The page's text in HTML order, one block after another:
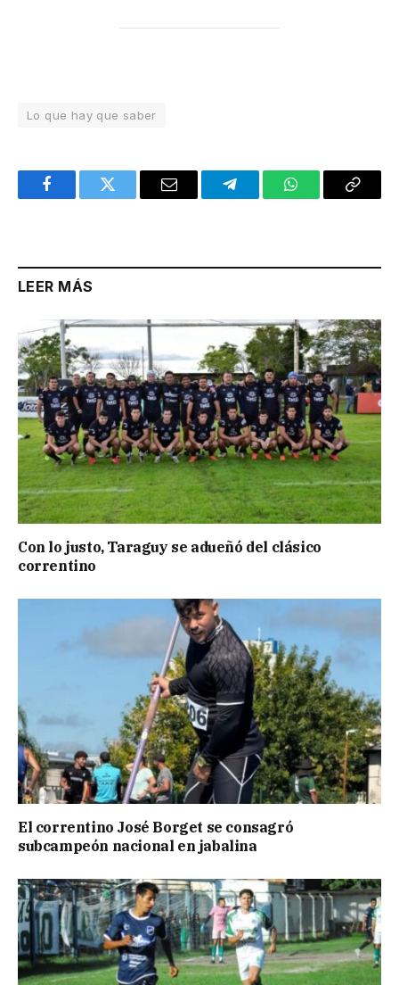
Lo que hay que saber
FacebookTwitter Email TelegramWhatsAppCopy
LEER MÁS
Con lo justo, Taraguy se adueñó del clásico
correntino
El correntino José Borget se consagró
subcampeón nacional en jabalina